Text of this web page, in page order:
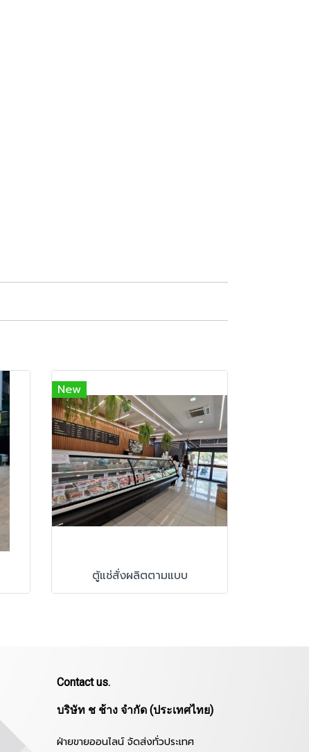
New
ตู้แช่สั่งผลิตตามแบบ
Contact us.
บริษัท ช ช้าง จำกัด (ประเทศไทย)
ฝ่ายขายออนไลน์ จัดส่งทั่วประเทศ